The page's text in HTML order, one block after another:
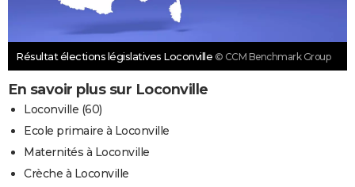
Résultat élections législatives Loconville © CCM Benchmark Group
En savoir plus sur Loconville
Loconville (60)
Ecole primaire à Loconville
Maternités à Loconville
Crèche à Loconville